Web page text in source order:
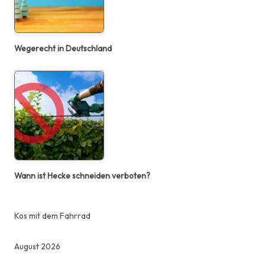
Wegerecht in Deutschland
Wann ist Hecke schneiden verboten?
Kos mit dem Fahrrad
August 2026